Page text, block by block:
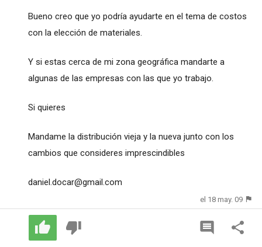
Bueno creo que yo podría ayudarte en el tema de costos
con la elección de materiales.
Y si estas cerca de mi zona geográfica mandarte a
algunas de las empresas con las que yo trabajo.
Si quieres
Mandame la distribución vieja y la nueva junto con los
cambios que consideres imprescindibles
daniel.docar@gmail.com
el 18 may. 09